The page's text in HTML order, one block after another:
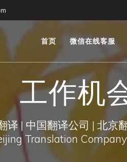
首页 微信在线客服
工作机
| 中国翻译公司 | 北京
Translation